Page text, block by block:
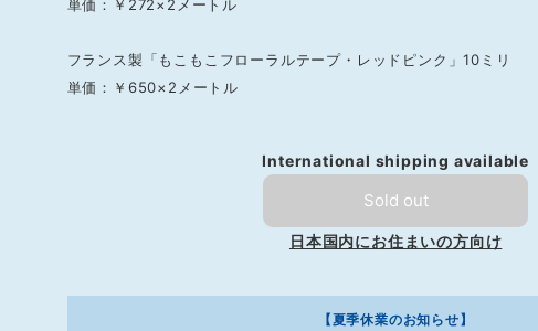
単価：￥272×2メートル
フランス製「もこもこフローラルテープ・レッドピンク」10ミリ
単価：￥650×2メートル
International shipping available
Sold out
日本国内にお住まいの方向け
【夏季休業のお知らせ】